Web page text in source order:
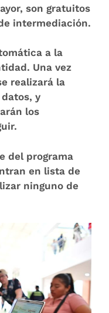
son gratuitos
intermediación.
a la
Una vez
realizará la
y
los
del programa
en lista de
ninguno de